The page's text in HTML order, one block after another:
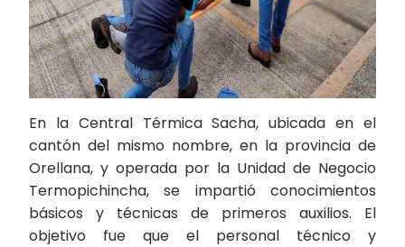
En la Central Térmica Sacha, ubicada en el
cantón del mismo nombre, en la provincia de
Orellana, y operada por la Unidad de Negocio
Termopichincha, se impartió conocimientos
básicos y técnicas de primeros auxilios. El
objetivo fue que el personal técnico y